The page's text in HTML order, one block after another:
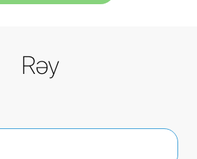
Rəy